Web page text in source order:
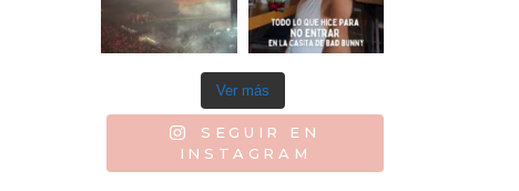
Ver más
SEGUIR EN
INSTAGRAM